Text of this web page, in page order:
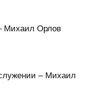
Михаил Орлов
– Михаил